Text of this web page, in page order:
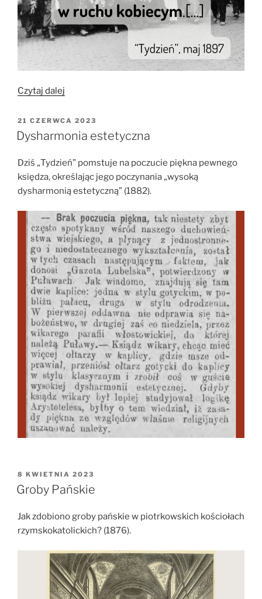
Czytaj dalej
–
we
OPUBLIKOWANE
W
21 CZERWCA 2023
Dysharmonia estetyczna
Dziś „Tydzień” pomstuje na poczucie piękna pewnego
księdza, określając jego poczynania „wysoką
dysharmonią estetyczną” (1882).
OPUBLIKOWANE
W
8 KWIETNIA 2023
Groby Pańskie
Jak zdobiono groby pańskie w piotrkowskich kościołach
rzymskokatolickich? (1876).